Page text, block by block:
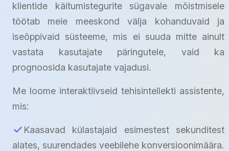
klientide käitumistegurite sügavale mõistmisele
töötab meie meeskond välja kohanduvaid ja
iseõppivaid süsteeme, mis ei suuda mitte ainult
vastata kasutajate päringutele, vaid ka
prognoosida kasutajate vajadusi.
Me loome interaktiivseid tehisintellekti assistente,
mis:
Kaasavad külastajaid esimestest sekunditest
alates, suurendades veebilehe konversioonimäära.